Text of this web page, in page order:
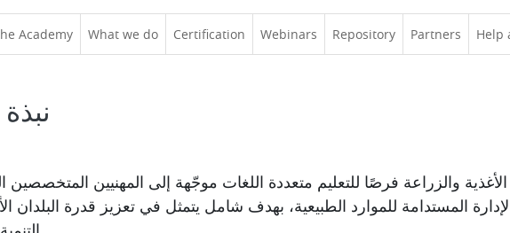
Academy What we do Certification Webinars Repository Partners Help
والزراعة فرصًا للتعليم متعددة اللغات موجّهة إلى المهنيين المتخصصين
والإدارة المستدامة للموارد الطبيعية، بهدف شامل يتمثل في تعزيز قدرة